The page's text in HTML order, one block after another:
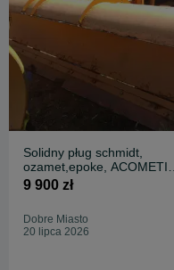
Solidny pług schmidt,
ozamet,epoke, ACOMETIS;
pług 4,4m
9 900 zł
Dobre Miasto
20 lipca 2026